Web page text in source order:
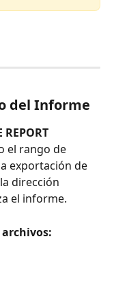
del Informe
REPORT
el rango de
exportación de
dirección
el informe.